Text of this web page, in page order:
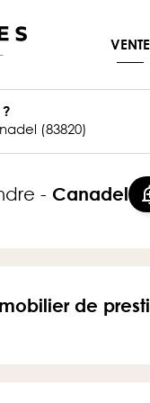
VENTE
- Canadel
de